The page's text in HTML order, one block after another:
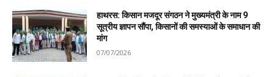
हाथरस: किसान मजदूर संगठन ने मुख्यमंत्री के नाम 9
सूत्रीय ज्ञापन सौंपा, किसानों की समस्याओं के समाधान की
मांग
07/07/2026